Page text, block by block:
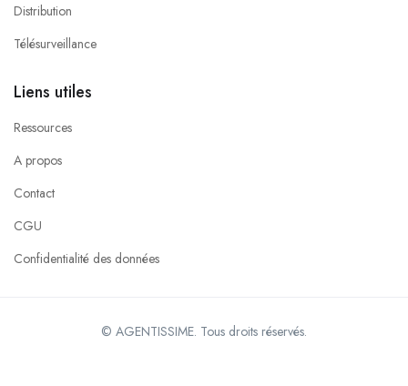
Distribution
Télésurveillance
Liens utiles
Ressources
A propos
Contact
CGU
Confidentialité des données
© AGENTISSIME. Tous droits réservés.